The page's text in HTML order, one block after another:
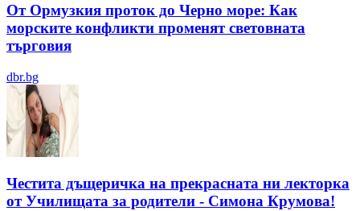
От Ормузкия проток до Черно море: Как
морските конфликти променят световната
търговия
dbr.bg
Честита дъщеричка на прекрасната ни лекторка
от Училищата за родители - Симона Крумова!